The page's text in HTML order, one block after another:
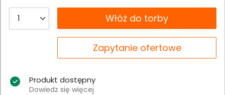
__B2C.PRODUCT.QUANTITYWłóż do torby
Zapytanie ofertowe
Produkt dostępny
Dowiedz się więcej